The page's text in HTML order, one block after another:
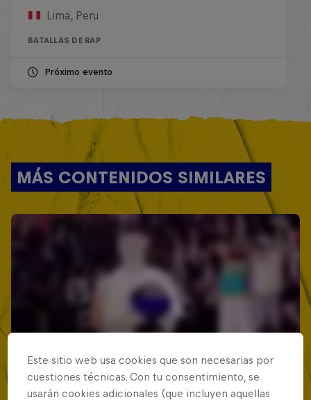
Lima, Peru
BATALLAS DE RAP
Próximo evento
MÁS CONTENIDOS SIMILARES
Este sitio web usa cookies que son necesarias por
cuestiones técnicas. Con tu consentimiento, se
usarán cookies adicionales (que incluyen aquellas